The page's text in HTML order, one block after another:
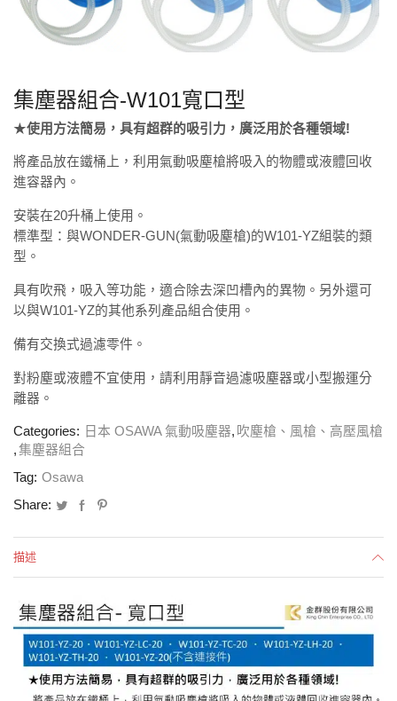
集塵器組合-W101寬口型
★使用方法簡易，具有超群的吸引力，廣泛用於各種領域!
將產品放在鐵桶上，利用氣動吸塵槍將吸入的物體或液體回收
進容器內。
安裝在20升桶上使用。
標準型：與WONDER-GUN(氣動吸塵槍)的W101-YZ組裝的類
型。
具有吹飛，吸入等功能， 適合除去深凹槽內的異物 。 另外還可
以與W101-YZ的其他系列產品組合使用。
備有交換式過濾零件。
對粉塵或液體不宜使用，請利用靜音過濾吸塵器或小型搬運分
離器。
Categories: 日本 OSAWA 氣動吸塵器, 吹塵槍、風槍、高壓風槍
,集塵器組合
Tag: Osawa
Share:
描述